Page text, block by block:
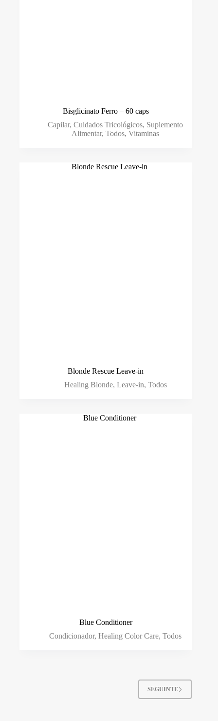
Bisglicinato Ferro – 60 caps
Capilar,Cuidados Tricológicos, Suplemento
Alimentar,Todos,Vitaminas
Blonde Rescue Leave-in
Healing Blonde, Leave-in, Todos
Blue Conditioner
Condicionador,Healing Color Care,Todos
SEGUINTE